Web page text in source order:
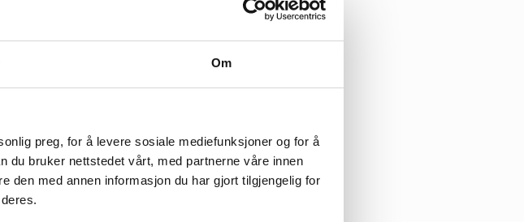
Om
preg, for å levere sosiale mediefunksjoner og for å
du bruker nettstedet vårt, med partnerne våre innen
den med annen informasjon du har gjort tilgjengelig for